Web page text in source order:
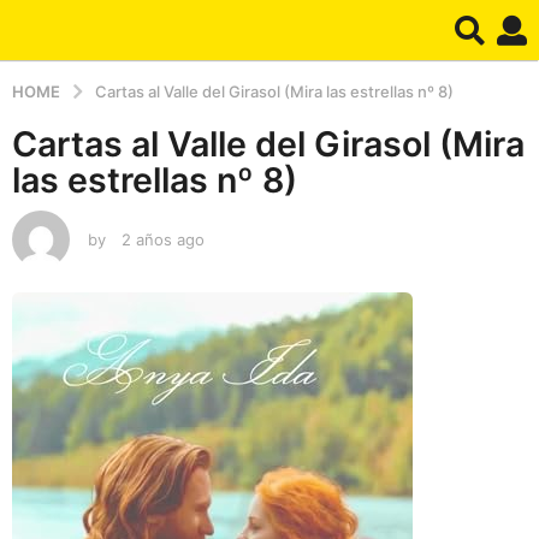
HOME Cartas al Valle del Girasol (Mira las estrellas nº 8)
Cartas al Valle del Girasol (Mira
las estrellas nº 8)
by 2 años ago
s
g